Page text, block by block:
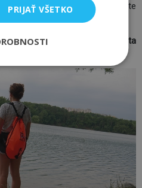
popruhya niesť ho na chrbte
veľa, čo umožňuje
kapacita
PRIJAŤ VŠETKO